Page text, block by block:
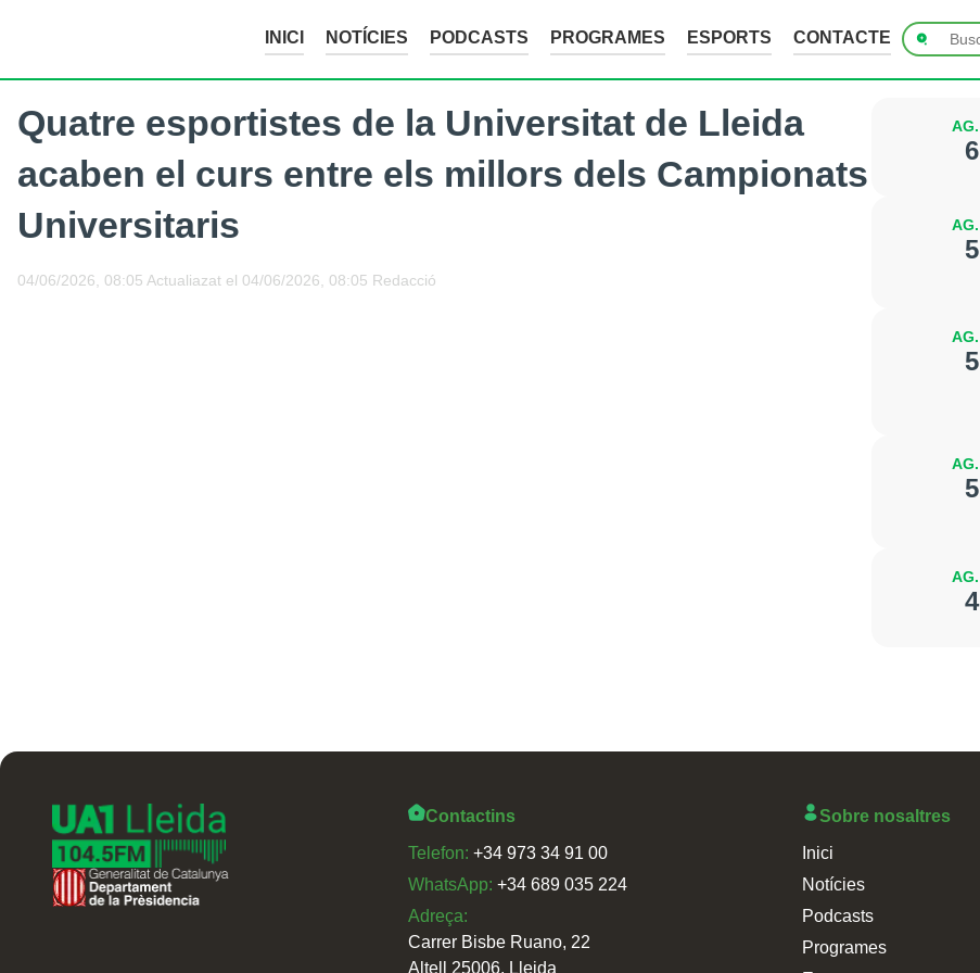
INICI NOTÍCIES PODCASTS PROGRAMES ESPORTS CONTACTE
Quatre esportistes de la Universitat de Lleida
acaben el curs entre els millors dels Campionats
Universitaris
04/06/2026, 08:05 Actualiazat el 04/06/2026, 08:05 Redacció
AG.
6
AG.
5
AG.
5
AG.
5
AG.
4
Contactins
Telefon: +34 973 34 91 00
WhatsApp: +34 689 035 224
Adreça:
Carrer Bisbe Ruano, 22
Altell 25006, Lleida
Sobre nosaltres
Inici
Notícies
Podcasts
Programes